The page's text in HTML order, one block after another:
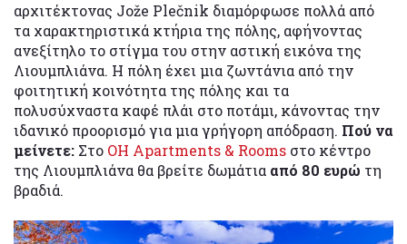
αρχιτέκτονας Jože Plečnik διαμόρφωσε πολλά από
τα χαρακτηριστικά κτήρια της πόλης, αφήνοντας
ανεξίτηλο το στίγμα του στην αστική εικόνα της
Λιουμπλιάνα. Η πόλη έχει μια ζωντάνια από την
φοιτητική κοινότητα της πόλης και τα
πολυσύχναστα καφέ πλάι στο ποτάμι, κάνοντας την
ιδανικό προορισμό για μια γρήγορη απόδραση. Πού να
μείνετε: Στο OH Apartments & Rooms στο κέντρο
της Λιουμπλιάνα θα βρείτε δωμάτια από 80 ευρώ τη
βραδιά.